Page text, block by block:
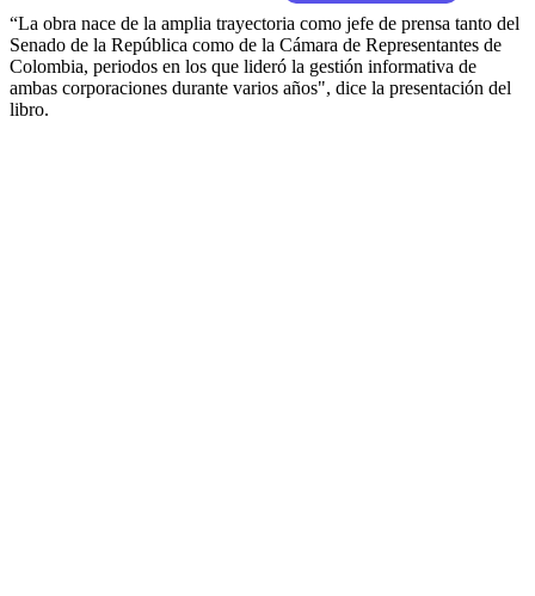
“​La obra nace de la amplia trayectoria como jefe de prensa tanto del
Senado de la República como de la Cámara de Representantes de
Colombia, periodos en los que lideró la gestión informativa de
ambas corporaciones durante varios años", dice la presentación del
libro.